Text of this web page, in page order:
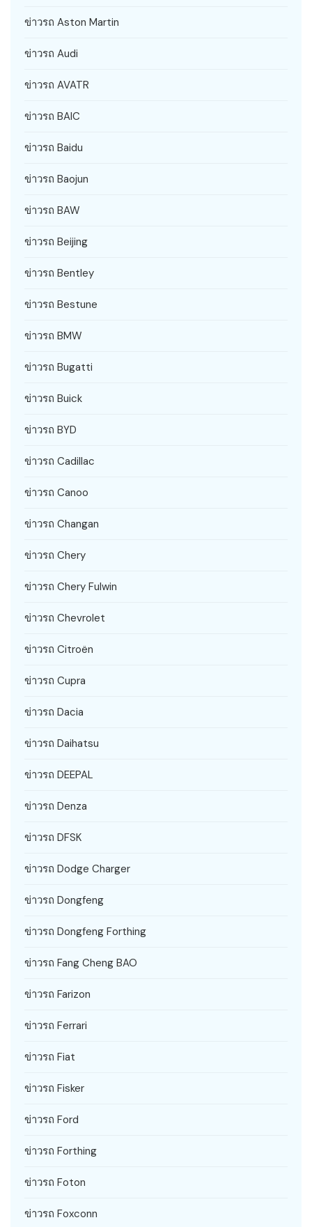
ข่าวรถ Aston Martin
ข่าวรถ Audi
ข่าวรถ AVATR
ข่าวรถ BAIC
ข่าวรถ Baidu
ข่าวรถ Baojun
ข่าวรถ BAW
ข่าวรถ Beijing
ข่าวรถ Bentley
ข่าวรถ Bestune
ข่าวรถ BMW
ข่าวรถ Bugatti
ข่าวรถ Buick
ข่าวรถ BYD
ข่าวรถ Cadillac
ข่าวรถ Canoo
ข่าวรถ Changan
ข่าวรถ Chery
ข่าวรถ Chery Fulwin
ข่าวรถ Chevrolet
ข่าวรถ Citroën
ข่าวรถ Cupra
ข่าวรถ Dacia
ข่าวรถ Daihatsu
ข่าวรถ DEEPAL
ข่าวรถ Denza
ข่าวรถ DFSK
ข่าวรถ Dodge Charger
ข่าวรถ Dongfeng
ข่าวรถ Dongfeng Forthing
ข่าวรถ Fang Cheng BAO
ข่าวรถ Farizon
ข่าวรถ Ferrari
ข่าวรถ Fiat
ข่าวรถ Fisker
ข่าวรถ Ford
ข่าวรถ Forthing
ข่าวรถ Foton
ข่าวรถ Foxconn